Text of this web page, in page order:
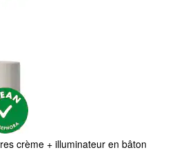
crème + illuminateur en bâton